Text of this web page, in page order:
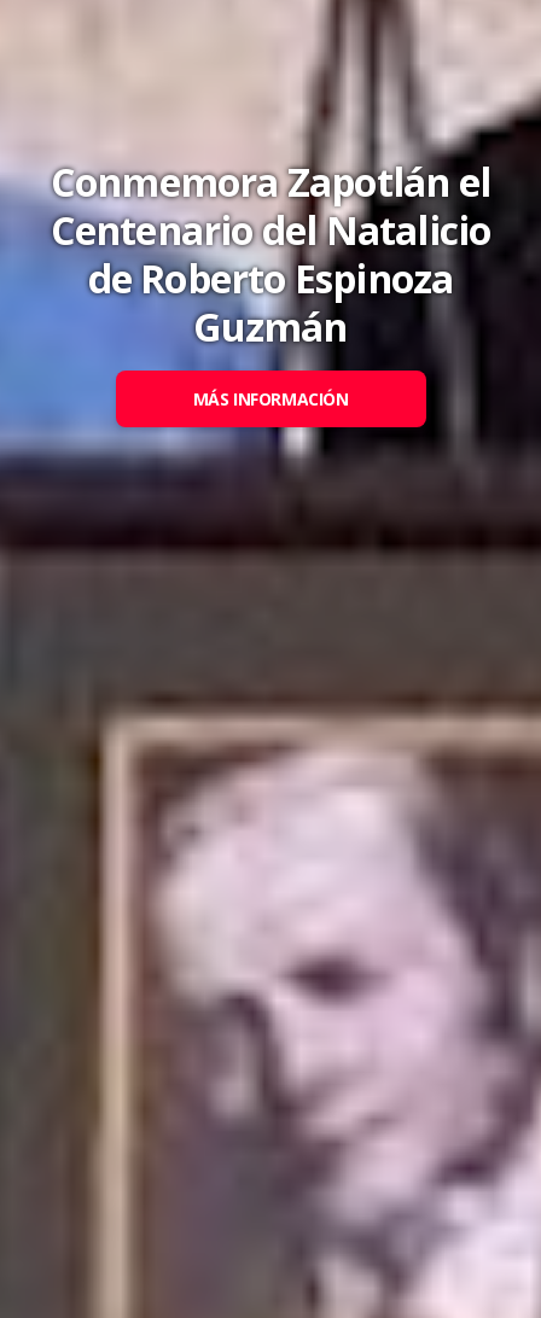
Conmemora Zapotlán el
Centenario del Natalicio
de Roberto Espinoza
Guzmán
MÁS INFORMACIÓN